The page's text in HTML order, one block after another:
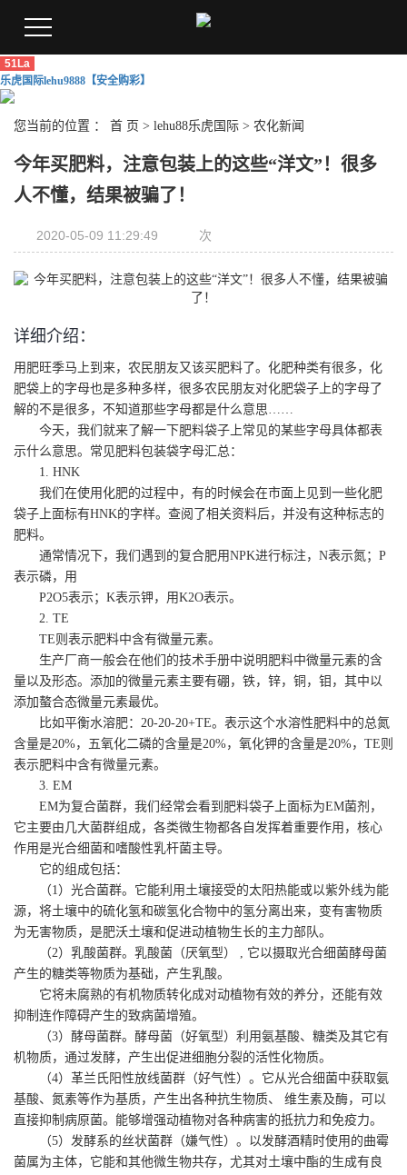
51La
乐虎国际lehu9888【安全购彩】
您当前的位置 ： 首 页 > lehu88乐虎国际 > 农化新闻
今年买肥料，注意包装上的这些“洋文”！很多
人不懂，结果被骗了！
2020-05-09 11:29:49 次
详细介绍：
用肥旺季马上到来，农民朋友又该买肥料了。化肥种类有很多，化
肥袋上的字母也是多种多样，很多农民朋友对化肥袋子上的字母了
解的不是很多，不知道那些字母都是什么意思……
今天，我们就来了解一下肥料袋子上常见的某些字母具体都表
示什么意思。常见肥料包装袋字母汇总：
1. HNK
我们在使用化肥的过程中，有的时候会在市面上见到一些化肥
袋子上面标有HNK的字样。查阅了相关资料后，并没有这种标志的
肥料。
通常情况下，我们遇到的复合肥用NPK进行标注，N表示氮；P
表示磷，用
P2O5表示；K表示钾，用K2O表示。
2. TE
TE则表示肥料中含有微量元素。
生产厂商一般会在他们的技术手册中说明肥料中微量元素的含
量以及形态。添加的微量元素主要有硼，铁，锌，铜，钼，其中以
添加螯合态微量元素最优。
比如平衡水溶肥：20-20-20+TE。表示这个水溶性肥料中的总氮
含量是20%，五氧化二磷的含量是20%，氧化钾的含量是20%，TE则
表示肥料中含有微量元素。
3. EM
EM为复合菌群，我们经常会看到肥料袋子上面标为EM菌剂，
它主要由几大菌群组成，各类微生物都各自发挥着重要作用，核心
作用是光合细菌和嗜酸性乳杆菌主导。
它的组成包括：
（1）光合菌群。它能利用土壤接受的太阳热能或以紫外线为能
源，将土壤中的硫化氢和碳氢化合物中的氢分离出来，变有害物质
为无害物质，是肥沃土壤和促进动植物生长的主力部队。
（2）乳酸菌群。乳酸菌（厌氧型） , 它以摄取光合细菌酵母菌
产生的糖类等物质为基础，产生乳酸。
它将未腐熟的有机物质转化成对动植物有效的养分，还能有效
抑制连作障碍产生的致病菌增殖。
（3）酵母菌群。酵母菌（好氧型）利用氨基酸、糖类及其它有
机物质，通过发酵，产生出促进细胞分裂的活性化物质。
（4）革兰氏阳性放线菌群（好气性）。它从光合细菌中获取氨
基酸、氮素等作为基质，产生出各种抗生物质、 维生素及酶，可以
直接抑制病原菌。能够增强动植物对各种病害的抵抗力和免疫力。
（5）发酵系的丝状菌群（嫌气性）。以发酵酒精时使用的曲霉
菌属为主体，它能和其他微生物共存，尤其对土壤中酯的生成有良